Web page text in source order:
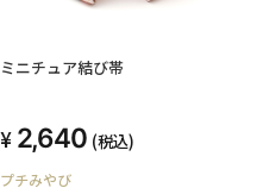
ミニチュア結び帯
2,640 (税込)
プチみやび